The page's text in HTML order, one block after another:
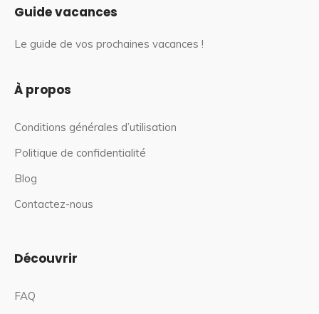
Guide vacances
Le guide de vos prochaines vacances !
À propos
Conditions générales d’utilisation
Politique de confidentialité
Blog
Contactez-nous
Découvrir
FAQ